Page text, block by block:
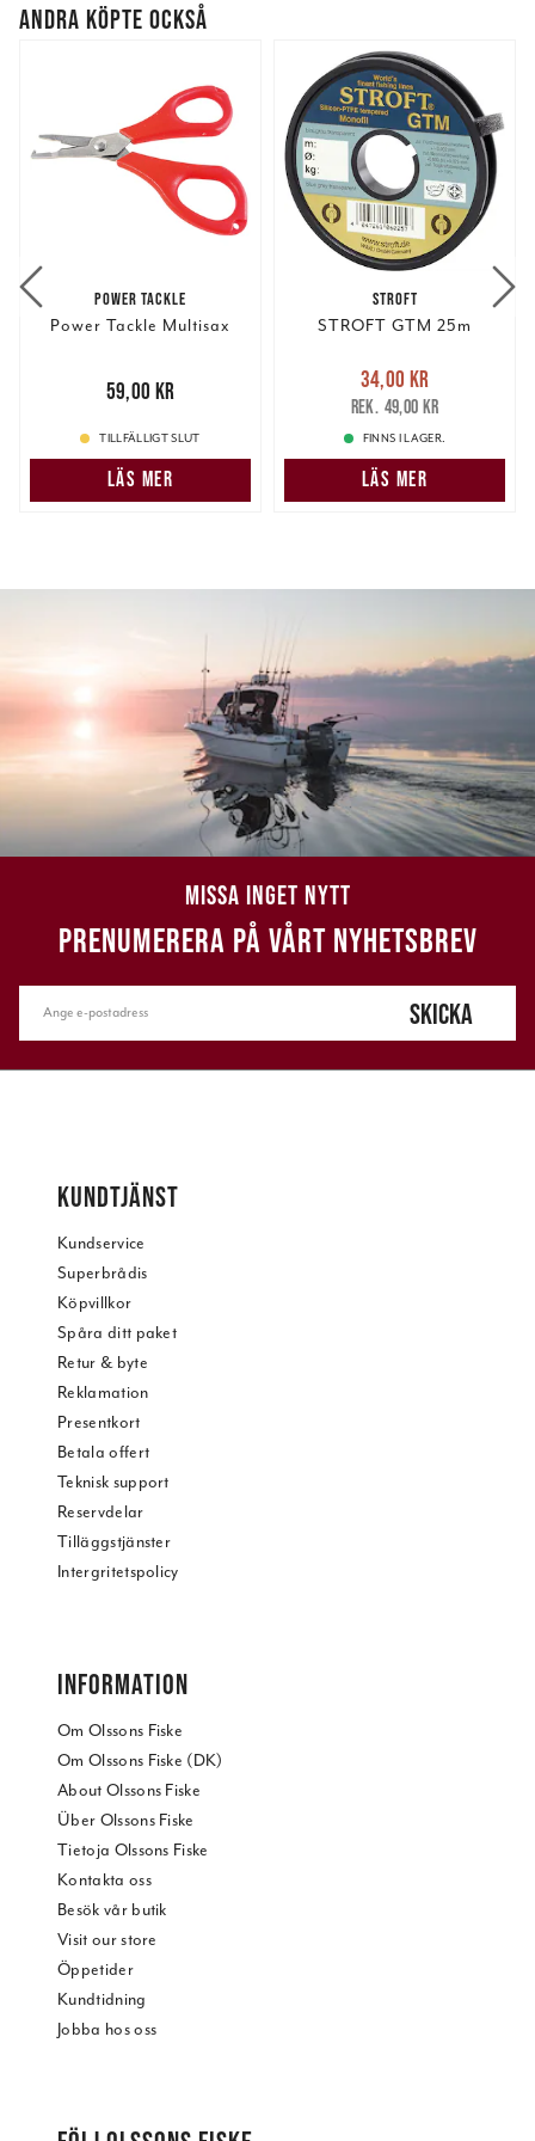
ANDRA KÖPTE OCKSÅ
POWER TACKLE
Power Tackle Multisax
59,00 kr
59,00 kr
TILLFÄLLIGT SLUT
LÄS MER
STROFT
STROFT GTM 25m
Nuvarande pris
34,00 krTidigare pris
49,00 kr
34,00 kr
49,00 kr
FINNS I LAGER.
LÄS MER
MISSA INGET NYTT
PRENUMERERA PÅ VÅRT NYHETSBREV
SKICKA
KUNDTJÄNST
Kundservice
Superbrådis
Köpvillkor
Spåra ditt paket
Retur & byte
Reklamation
Presentkort
Betala offert
Teknisk support
Reservdelar
Tilläggstjänster
Intergritetspolicy
INFORMATION
Om Olssons Fiske
Om Olssons Fiske (DK)
About Olssons Fiske
Über Olssons Fiske
Tietoja Olssons Fiske
Kontakta oss
Besök vår butik
Visit our store
Öppetider
Kundtidning
Jobba hos oss